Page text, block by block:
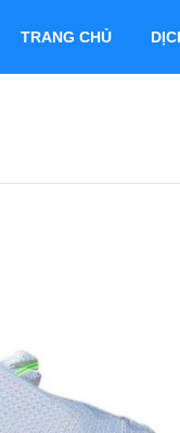
TRANG CHỦ